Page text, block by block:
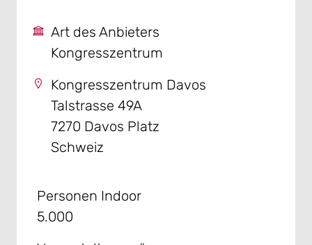
Art des Anbieters
Kongresszentrum
Kongresszentrum Davos
Talstrasse 49A
7270 Davos Platz
Schweiz
Personen Indoor
5.000